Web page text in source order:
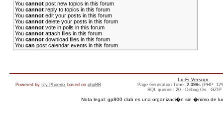
You cannot post new topics in this forum
You cannot reply to topics in this forum
You cannot edit your posts in this forum
You cannot delete your posts in this forum
You cannot vote in polls in this forum
You cannot attach files in this forum
You cannot download files in this forum
You can post calendar events in this forum
Powered by Icy Phoenix based on phpBB
Lo-Fi Version
Page Generation Time: 2.396s (PHP:
SQL queries: 20 - Debug On - GZIP
Nota legal: gp800 club es una organizaci�n sin �nimo de